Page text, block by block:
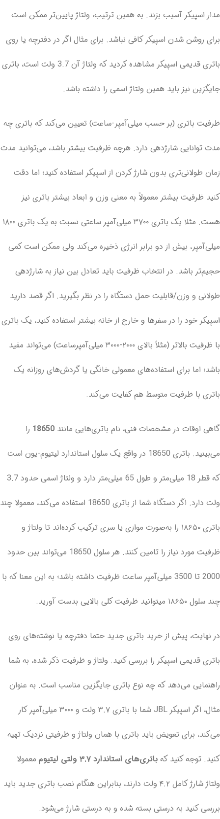
مدار اسپیکر آسیب بزند. به همین ترتیب، ولتاژ پایین‌تر ممکن است
برای روشن شدن اسپیکر کافی نباشد. برای مثال اگر در دفترچه یا روی
باتری قدیمی اسپیکر مشاهده کردید که ولتاژ آن 3.7 ولت است، باتری
جایگزین نیز باید همین ولتاژ اسمی را داشته باشد.
ظرفیت باتری (بر حسب میلی‌آمپر-ساعت) تعیین می‌کند که باتری چه
مدت توانایی شارژدهی دارد. هرچه ظرفیت بیشتر باشد، می‌توانید مدت
زمان طولانی‌تری بدون شارژ کردن از اسپیکر استفاده کنید؛ اما دقت
کنید ظرفیت بیشتر معمولاً به معنی وزن و ابعاد بیشتر باتری نیز
هست. مثلا یک باتری ۳۷۰۰ میلی‌آمپر ساعتی نسبت به یک باتری ۱۸۰۰
میلی‌آمپر، بیش از دو برابر انرژی ذخیره می‌کند ولی ممکن است کمی
حجیم‌تر باشد. در انتخاب ظرفیت باید تعادل بین نیاز به شارژدهی
طولانی و وزن/قابلیت حمل دستگاه را در نظر بگیرید. اگر قصد دارید
اسپیکر خود را در سفرها و خارج از خانه بیشتر استفاده کنید، یک باتری
با ظرفیت بالاتر (مثلاً بالای ۲۰۰۰-۳۰۰۰ میلی‌آمپر‌ساعت) می‌تواند مفید
باشد؛ اما برای استفاده‌های معمولی خانگی یا گردش‌های روزانه یک
باتری با ظرفیت متوسط هم کفایت می‌کند.
گاهی اوقات در مشخصات فنی، نام باتری‌هایی مانند 18650 را
می‌بینید. باتری 18650 در واقع یک سلول استاندارد لیتیوم-یون است
که قطر 18 میلی‌متر و طول 65 میلی‌متر دارد و ولتاژ اسمی حدود 3.7
ولت دارد. اگر دستگاه شما از باتری 18650 استفاده می‌کند، معمولا چند
باتری ۱۸۶۵۰ را به‌صورت موازی یا سری ترکیب کرده‌اند تا ولتاژ و
ظرفیت مورد نیاز را تامین کنند. هر سلول 18650 می‌تواند بین حدود
2000 تا 3500 میلی‌آمپر ساعت ظرفیت داشته باشد؛ به این معنا که با
چند سلول ۱۸۶۵۰ میتوانید ظرفیت کلی بالایی بدست آورید.
در نهایت، پیش از خرید باتری جدید حتما دفترچه یا نوشته‌های روی
باتری قدیمی اسپیکر را بررسی کنید. ولتاژ و ظرفیت ذکر شده، به شما
راهنمایی می‌دهد که چه نوع باتری جایگزین مناسب است. به عنوان
مثال، اگر اسپیکر JBL شما با باتری ۳.۷ ولت و ۳۰۰۰ میلی‌آمپر کار
می‌کند، برای تعویض باید باتری با همان ولتاژ و ظرفیتی نزدیک تهیه
کنید. توجه کنید که باتری‌های استاندارد ۳.۷ ولتی لیتیوم
معمولا
ولتاژ شارژ کامل ۴.۲ ولت دارند، بنابراین هنگام نصب باتری جدید باید
بررسی کنید به درستی بسته شده و به درستی شارژ می‌شود.